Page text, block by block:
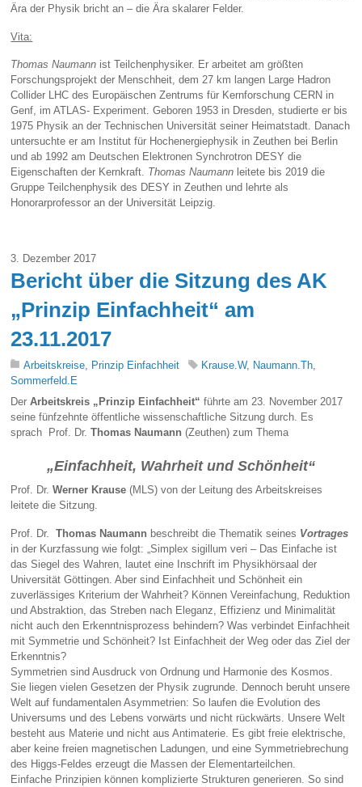
Ära der Physik bricht an – die Ära skalarer Felder.
Vita:
Thomas Naumann ist Teilchenphysiker. Er arbeitet am größten
Forschungsprojekt der Menschheit, dem 27 km langen Large Hadron
Collider LHC des Europäischen Zentrums für Kernforschung CERN in
Genf, im ATLAS- Experiment. Geboren 1953 in Dresden, studierte er bis
1975 Physik an der Technischen Universität seiner Heimatstadt. Danach
untersuchte er am Institut für Hochenergiephysik in Zeuthen bei Berlin
und ab 1992 am Deutschen Elektronen Synchrotron DESY die
Eigenschaften der Kernkraft. Thomas Naumann leitete bis 2019 die
Gruppe Teilchenphysik des DESY in Zeuthen und lehrte als
Honorarprofessor an der Universität Leipzig.
3. Dezember 2017
Bericht über die Sitzung des AK
„Prinzip Einfachheit“ am
23.11.2017
Arbeitskreise, Prinzip Einfachheit Krause.W, Naumann.Th,
Sommerfeld.E
DerArbeitskreis „Prinzip Einfachheit“ führte am 23. November 2017
seine fünfzehnte öffentliche wissenschaftliche Sitzung durch. Es
sprach Prof. Dr. Thomas Naumann(Zeuthen) zum Thema
„Einfachheit, Wahrheit und Schönheit“
Prof. Dr.Werner Krause (MLS) von der Leitung des Arbeitskreises
leitete die Sitzung.
Prof. Dr.Thomas Naumann beschreibt die Thematik seines Vortrages
in der Kurzfassung wie folgt: „Simplex sigillum veri – Das Einfache ist
das Siegel des Wahren, lautet eine Inschrift im Physikhörsaal der
Universität Göttingen. Aber sind Einfachheit und Schönheit ein
zuverlässiges Kriterium der Wahrheit? Können Vereinfachung, Reduktion
und Abstraktion, das Streben nach Eleganz, Effizienz und Minimalität
nicht auch den Erkenntnisprozess behindern? Was verbindet Einfachheit
mit Symmetrie und Schönheit? Ist Einfachheit der Weg oder das Ziel der
Erkenntnis?
Symmetrien sind Ausdruck von Ordnung und Harmonie des Kosmos.
Sie liegen vielen Gesetzen der Physik zugrunde. Dennoch beruht unsere
Welt auf fundamentalen Asymmetrien: So laufen die Evolution des
Universums und des Lebens vorwärts und nicht rückwärts. Unsere Welt
besteht aus Materie und nicht aus Antimaterie. Es gibt freie elektrische,
aber keine freien magnetischen Ladungen, und eine Symmetriebrechung
des Higgs-Feldes erzeugt die Massen der Elementarteilchen.
Einfache Prinzipien können komplizierte Strukturen generieren. So sind